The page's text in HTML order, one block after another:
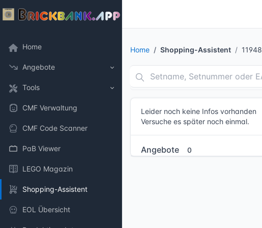
Home
Angebote
Tools
CMF Verwaltung
CMF Code Scanner
PaB Viewer
LEGO Magazin
Shopping-Assistent
EOL Übersicht
Home Shopping-Assistent 11948
Leider noch keine Infos vorhanden
Versuche es später noch einmal.
Angebote 0